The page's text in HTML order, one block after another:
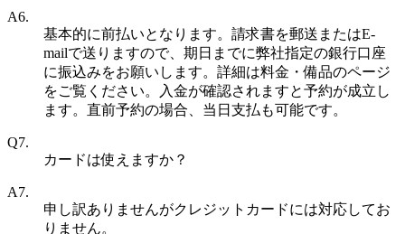
A6.
基本的に前払いとなります。請求書を郵送またはE-
mailで送りますので、期日までに弊社指定の銀行口座
に振込みをお願いします。詳細は料金・備品のページ
をご覧ください。入金が確認されますと予約が成立し
ます。直前予約の場合、当日支払も可能です。
Q7.
カードは使えますか？
A7.
申し訳ありませんがクレジットカードには対応してお
りません。